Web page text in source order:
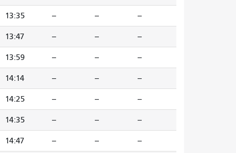
13:35 -- -- --
13:47 -- -- --
13:59 -- -- --
14:14 -- -- --
14:25 -- -- --
14:35 -- -- --
14:47 -- -- --